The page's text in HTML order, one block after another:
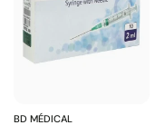
BD MÉDICAL